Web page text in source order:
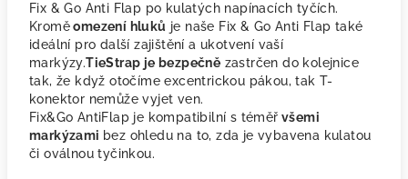
Fix & Go Anti Flap po kulatých napínacích tyčích.
Kroměomezení hluků je naše Fix & Go Anti Flap také
ideální pro další zajištění a ukotvení vaší
markýzy.TieStrap je bezpečně zastrčen do kolejnice
tak, že když otočíme excentrickou pákou, tak T-
konektor nemůže vyjet ven.
Fix&Go AntiFlap je kompatibilní s téměř všemi
markýzami bez ohledu na to, zda je vybavena kulatou
či oválnou tyčinkou.